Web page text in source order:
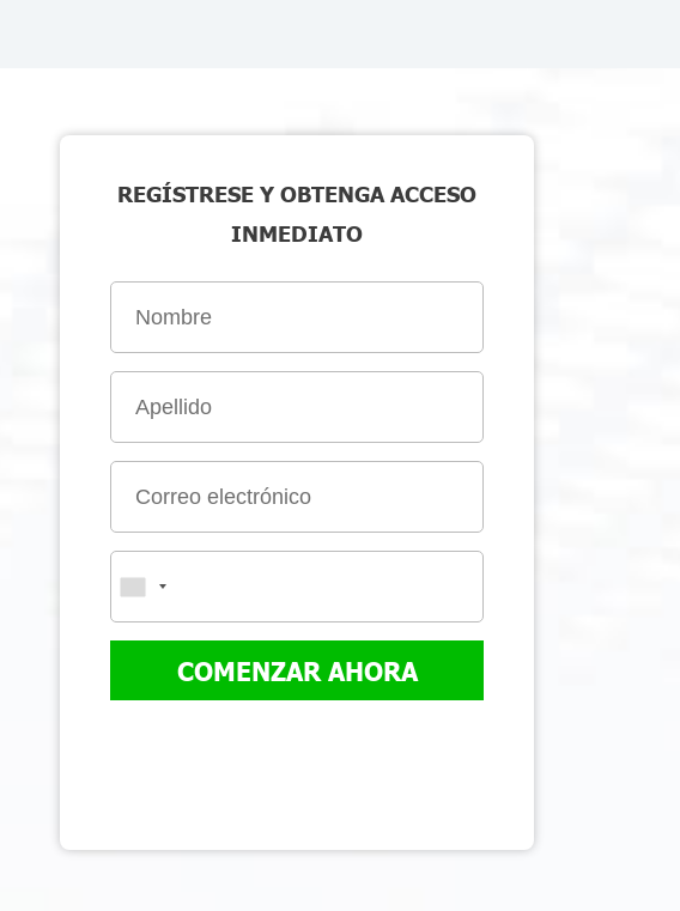
REGÍSTRESE Y OBTENGA ACCESO
INMEDIATO
COMENZAR AHORA